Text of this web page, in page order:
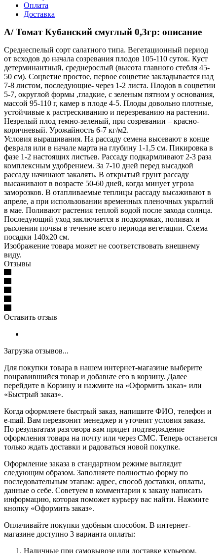
Оплата
Доставка
А/ Томат Кубанский смуглый 0,3гр: описание
Среднеспелый сорт салатного типа. Вегетационный период
от всходов до начала созревания плодов 105-110 суток. Куст
детерминантный, среднерослый (высота главного стебля 45-
50 см). Соцветие простое, первое соцветие закладывается над
7-8 листом, последующие- через 1-2 листа. Плодов в соцветии
5-7, округлой формы ,гладкие, с зеленым пятном у основания,
массой 95-110 г, камер в плоде 4-5. Плоды довольно плотные,
устойчивые к растрескиванию и перезреванию на растении.
Незрелый плод темно-зеленый, при созревании – красно-
коричневый. Урожайность 6-7 кг/м2.
Условия выращивания. На рассаду семена высевают в конце
февраля или в начале марта на глубину 1-1,5 см. Пикировка в
фазе 1-2 настоящих листьев. Рассаду подкармливают 2-3 раза
комплексным удобрением. За 7-10 дней перед высадкой
рассаду начинают закалять. В открытый грунт рассаду
высаживают в возрасте 50-60 дней, когда минует угроза
заморозков. В отапливаемые теплицы рассаду высаживают в
апреле, а при использовании временных пленочных укрытий
в мае. Поливают растения теплой водой после захода солнца.
Последующий уход заключается в подкормках, поливах и
рыхлении почвы в течение всего периода вегетации. Схема
посадки 140x20 см.
Изображение товара может не соответствовать внешнему
виду.
Отзывы
Оставить отзыв
Загрузка отзывов...
Для покупки товара в нашем интернет-магазине выберите
понравившийся товар и добавьте его в корзину. Далее
перейдите в Корзину и нажмите на «Оформить заказ» или
«Быстрый заказ».
Когда оформляете быстрый заказ, напишите ФИО, телефон и
e-mail. Вам перезвонит менеджер и уточнит условия заказа.
По результатам разговора вам придет подтверждение
оформления товара на почту или через СМС. Теперь останется
только ждать доставки и радоваться новой покупке.
Оформление заказа в стандартном режиме выглядит
следующим образом. Заполняете полностью форму по
последовательным этапам: адрес, способ доставки, оплаты,
данные о себе. Советуем в комментарии к заказу написать
информацию, которая поможет курьеру вас найти. Нажмите
кнопку «Оформить заказ».
Оплачивайте покупки удобным способом. В интернет-
магазине доступно 3 варианта оплаты:
Наличные при самовывозе или доставке курьером.